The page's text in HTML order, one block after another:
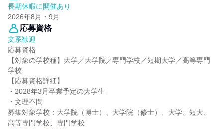
長期休暇に開催あり
2026年8月・9月
応募資格
文系歓迎
応募資格
【対象の学校種】大学／大学院／専門学校／短期大学／高等専門
学校
【応募資格詳細】
・2028年3月卒業予定の大学生
・文理不問
募集対象学校：大学院（博士）、大学院（修士）、大学、短大、
高等専門学校、専門学校